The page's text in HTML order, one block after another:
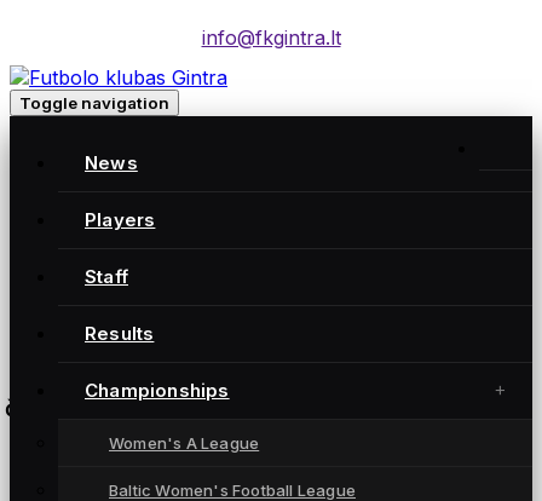
info@fkgintra.lt
Toggle navigation
News
Players
Staff
Results
Championships
Women's A League
Baltic Women's Football League
FC Gintra
čempionatas